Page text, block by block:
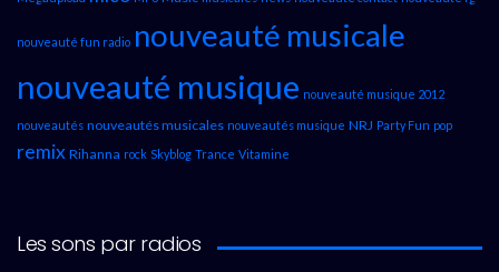
nouveauté fun radio nouveauté musicale
nouveauté musique nouveauté musique 2012
nouveautés nouveautés musicales nouveautés musique NRJ Party Fun pop
remix Rihanna rock Skyblog Trance Vitamine
Les sons par radios